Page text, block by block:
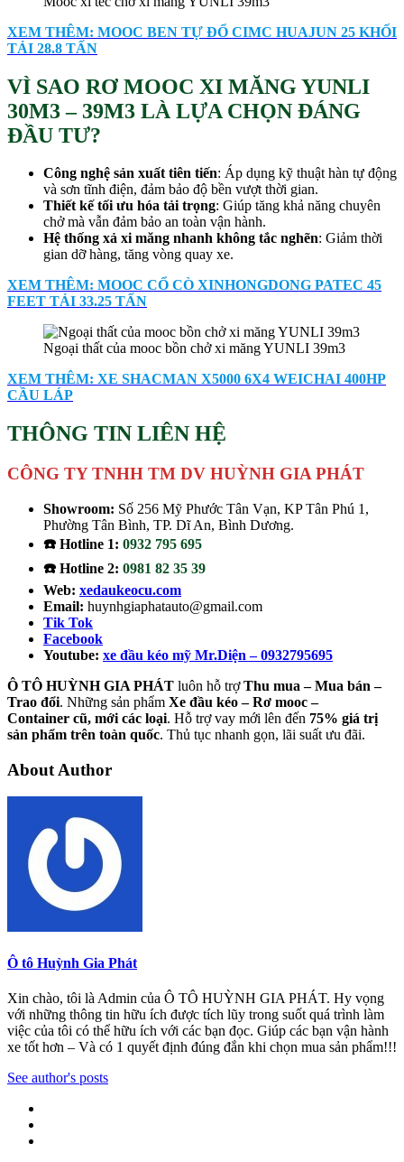
XEM THÊM: MOOC BEN TỰ ĐỔ CIMC HUAJUN 25 KHỐI
TẢI 28.8 TẤN
VÌ SAO RƠ MOOC XI MĂNG YUNLI
30M3 – 39M3 LÀ LỰA CHỌN ĐÁNG
ĐẦU TƯ?
Công nghệ sản xuất tiên tiến: Áp dụng kỹ thuật hàn tự động
và sơn tĩnh điện, đảm bảo độ bền vượt thời gian.
Thiết kế tối ưu hóa tải trọng: Giúp tăng khả năng chuyên
chở mà vẫn đảm bảo an toàn vận hành.
Hệ thống xả xi măng nhanh không tắc nghẽn: Giảm thời
gian dỡ hàng, tăng vòng quay xe.
XEM THÊM: MOOC CỔ CÒ XINHONGDONG PATEC 45
FEET TẢI 33.25 TẤN
Ngoại thất của mooc bồn chở xi măng YUNLI 39m3
XEM THÊM: XE SHACMAN X5000 6X4 WEICHAI 400HP
CẦU LÁP
THÔNG TIN LIÊN HỆ
CÔNG TY TNHH TM DV HUỲNH GIA PHÁT
Showroom: Số 256 Mỹ Phước Tân Vạn, KP Tân Phú 1,
Phường Tân Bình, TP. Dĩ An, Bình Dương.
☎️ Hotline 1: 0932 795 695
☎️ Hotline 2: 0981 82 35 39
Web: xedaukeocu.com
Email: huynhgiaphatauto@gmail.com
Tik Tok
Facebook
Youtube: xe đầu kéo mỹ Mr.Diện – 0932795695
Ô TÔ HUỲNH GIA PHÁT luôn hỗ trợThu mua – Mua bán –
Trao đổi. Những sản phẩm Xe đầu kéo – Rơ mooc –
Container cũ, mới các loại. Hỗ trợ vay mới lên đến 75% giá trị
sản phẩm trên toàn quốc. Thủ tục nhanh gọn, lãi suất ưu đãi.
About Author
Ô tô Huỳnh Gia Phát
Xin chào, tôi là Admin của Ô TÔ HUỲNH GIA PHÁT. Hy vọng
với những thông tin hữu ích được tích lũy trong suốt quá trình làm
việc của tôi có thể hữu ích với các bạn đọc. Giúp các bạn vận hành
xe tốt hơn – Và có 1 quyết định đúng đắn khi chọn mua sản phẩm!!!
See author's posts